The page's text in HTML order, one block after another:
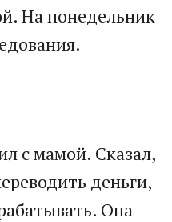
На понедельник
с мамой. Сказал,
деньги,
Она